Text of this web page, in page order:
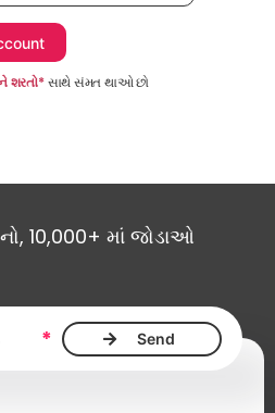
શરતો*સાથે સંમત થાઓ છો
10,000+ માં જોડાઓ
*